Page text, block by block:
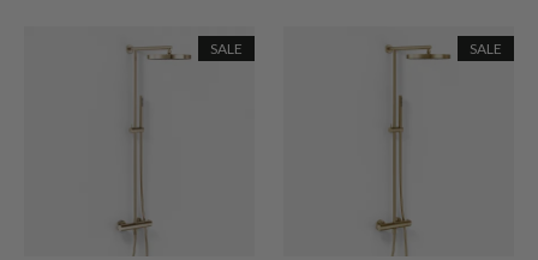
SALE SALE